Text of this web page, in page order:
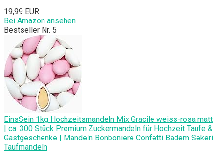
19,99 EUR
Bei Amazon ansehen
Bestseller Nr. 5
EinsSein 1kg Hochzeitsmandeln Mix Gracile weiss-rosa matt
| ca. 300 Stück Premium Zuckermandeln für Hochzeit Taufe &
Gastgeschenke | Mandeln Bonboniere Confetti Badem Sekeri
Taufmandeln